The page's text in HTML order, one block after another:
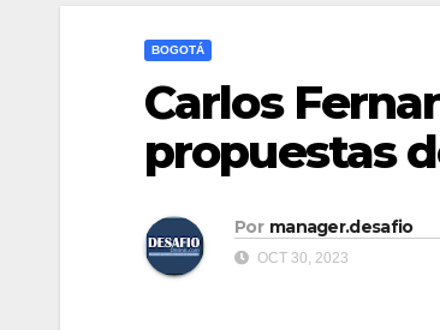
BOGOTÁ
Carlos
propuestas
Por manager.desafio
OCT 30, 2023